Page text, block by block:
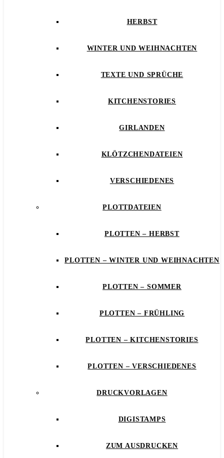
HERBST
WINTER UND WEIHNACHTEN
TEXTE UND SPRÜCHE
KITCHENSTORIES
GIRLANDEN
KLÖTZCHENDATEIEN
VERSCHIEDENES
PLOTTDATEIEN
PLOTTEN – HERBST
PLOTTEN – WINTER UND WEIHNACHTEN
PLOTTEN – SOMMER
PLOTTEN – FRÜHLING
PLOTTEN – KITCHENSTORIES
PLOTTEN – VERSCHIEDENES
DRUCKVORLAGEN
DIGISTAMPS
ZUM AUSDRUCKEN